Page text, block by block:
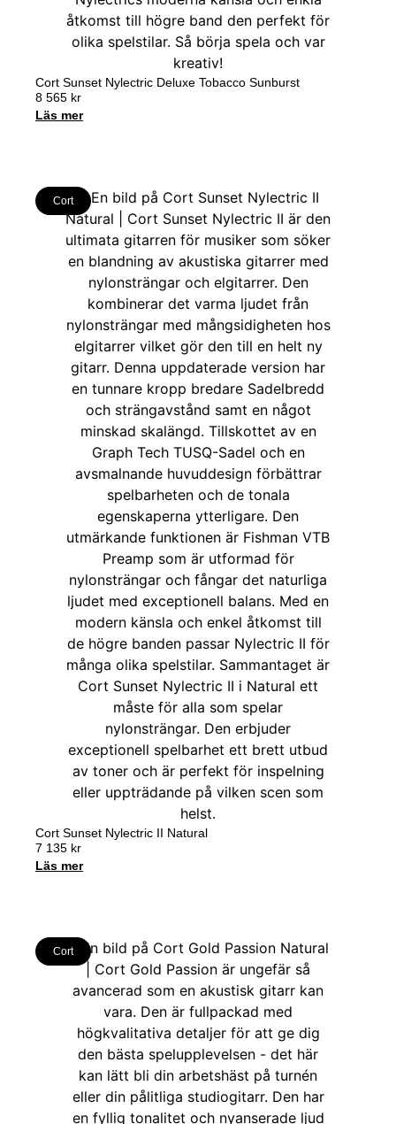
Cort Sunset Nylectric Deluxe Tobacco Sunburst
8 565 kr
Läs mer
Cort
Cort Sunset Nylectric II Natural
7 135 kr
Läs mer
Cort